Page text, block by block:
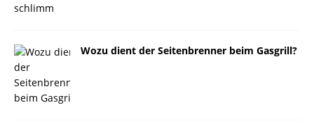
Wozu dient der Seitenbrenner beim Gasgrill?